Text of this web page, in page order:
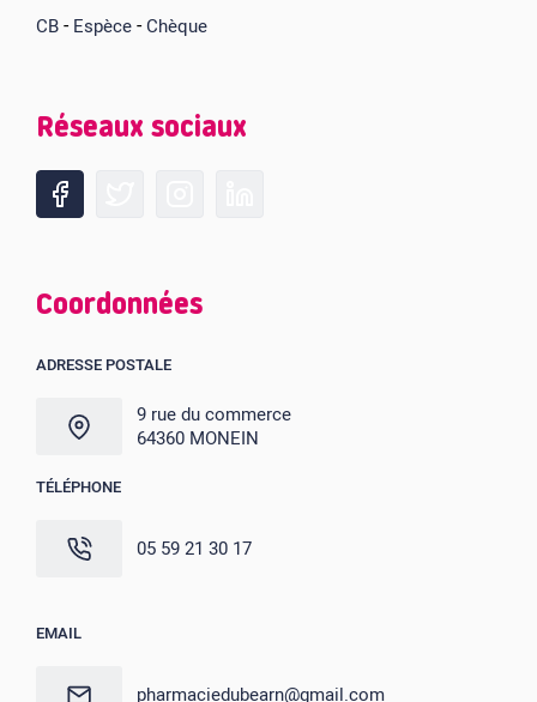
CB-Espèce-Chèque
Réseaux sociaux
Coordonnées
ADRESSE POSTALE
9 rue du commerce
64360 MONEIN
TÉLÉPHONE
05 59 21 30 17
EMAIL
pharmaciedubearn@gmail.com